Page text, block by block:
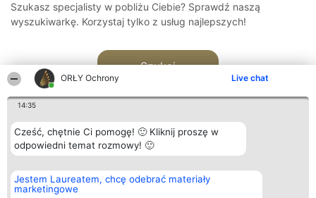
ORŁY Ochrony Live chat
14:35
Cześć, chętnie Ci pomogę! 🙂 Kliknij proszę w
odpowiedni temat rozmowy! 🙂
Jestem Laureatem, chcę odebrać materiały
marketingowe
Szukasz specjalisty w pobliżu Ciebie? Sprawdź naszą
wyszukiwarkę. Korzystaj tylko z usług najlepszych!
Szukaj
Organizator plebiscytu
Bright Side Solutions sp. z o.
o. sp. k.
Plebiscyt
Laureaci
Kontakt
Kontakt